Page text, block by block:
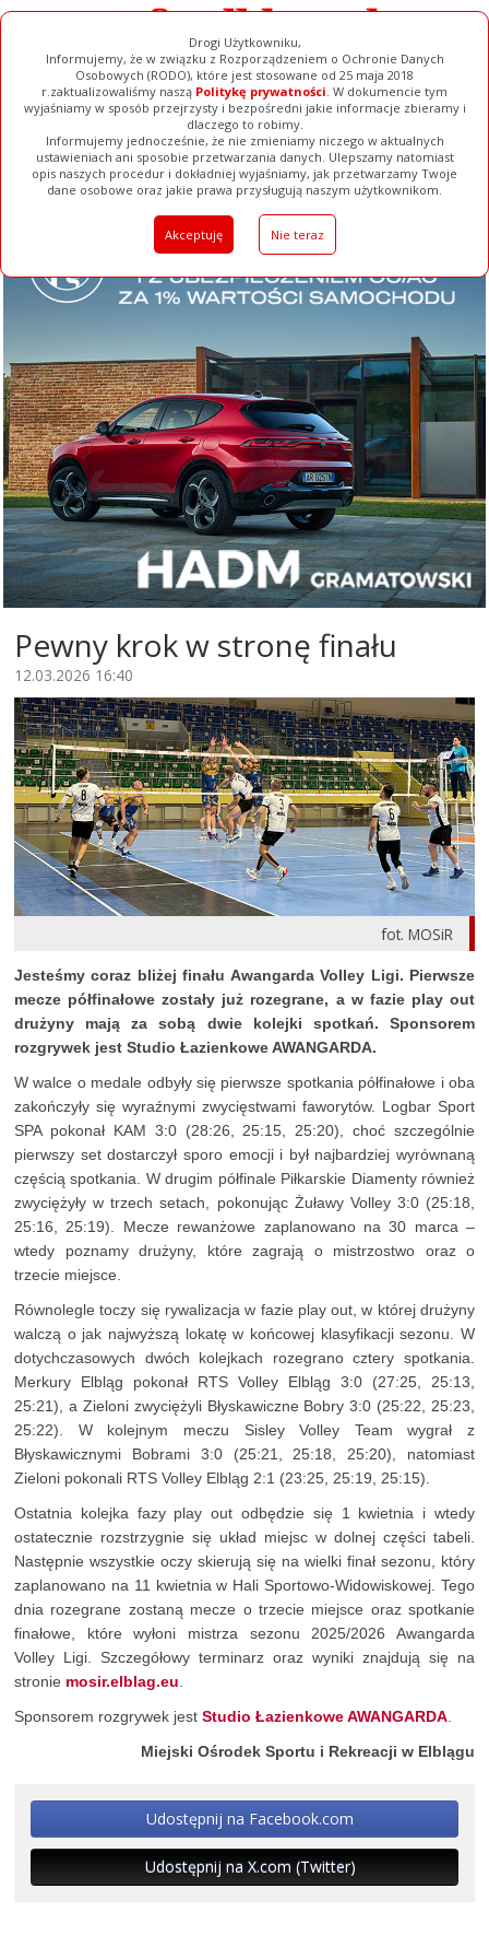
Drogi Użytkowniku,
Informujemy, że w związku z Rozporządzeniem o Ochronie Danych
Osobowych (RODO), które jest stosowane od 25 maja 2018
r.zaktualizowaliśmy naszą Politykę prywatności. W dokumencie tym
wyjaśniamy w sposób przejrzysty i bezpośredni jakie informacje zbieramy i
dlaczego to robimy.
Informujemy jednocześnie, że nie zmieniamy niczego w aktualnych
ustawieniach ani sposobie przetwarzania danych. Ulepszamy natomiast
opis naszych procedur i dokładniej wyjaśniamy, jak przetwarzamy Twoje
dane osobowe oraz jakie prawa przysługują naszym użytkownikom.
Akceptuję Nie teraz
Ogłoszenia Filmy Galerie Baza Firm Pełna Wersja
Pewny krok w stronę finału
12.03.2026 16:40
fot. MOSiR
Jesteśmy coraz bliżej finału Awangarda Volley Ligi. Pierwsze
mecze półfinałowe zostały już rozegrane, a w fazie play out
drużyny mają za sobą dwie kolejki spotkań. Sponsorem
rozgrywek jest Studio Łazienkowe AWANGARDA.
W walce o medale odbyły się pierwsze spotkania półfinałowe i oba
zakończyły się wyraźnymi zwycięstwami faworytów. Logbar Sport
SPA pokonał KAM 3:0 (28:26, 25:15, 25:20), choć szczególnie
pierwszy set dostarczył sporo emocji i był najbardziej wyrównaną
częścią spotkania. W drugim półfinale Piłkarskie Diamenty również
zwyciężyły w trzech setach, pokonując Żuławy Volley 3:0 (25:18,
25:16, 25:19). Mecze rewanżowe zaplanowano na 30 marca –
wtedy poznamy drużyny, które zagrają o mistrzostwo oraz o
trzecie miejsce.
Równolegle toczy się rywalizacja w fazie play out, w której drużyny
walczą o jak najwyższą lokatę w końcowej klasyfikacji sezonu. W
dotychczasowych dwóch kolejkach rozegrano cztery spotkania.
Merkury Elbląg pokonał RTS Volley Elbląg 3:0 (27:25, 25:13,
25:21), a Zieloni zwyciężyli Błyskawiczne Bobry 3:0 (25:22, 25:23,
25:22). W kolejnym meczu Sisley Volley Team wygrał z
Błyskawicznymi Bobrami 3:0 (25:21, 25:18, 25:20), natomiast
Zieloni pokonali RTS Volley Elbląg 2:1 (23:25, 25:19, 25:15).
Ostatnia kolejka fazy play out odbędzie się 1 kwietnia i wtedy
ostatecznie rozstrzygnie się układ miejsc w dolnej części tabeli.
Następnie wszystkie oczy skierują się na wielki finał sezonu, który
zaplanowano na 11 kwietnia w Hali Sportowo-Widowiskowej. Tego
dnia rozegrane zostaną mecze o trzecie miejsce oraz spotkanie
finałowe, które wyłoni mistrza sezonu 2025/2026 Awangarda
Volley Ligi. Szczegółowy terminarz oraz wyniki znajdują się na
stronie mosir.elblag.eu
Sponsorem rozgrywek jest Studio Łazienkowe AWANGARDA
Miejski Ośrodek Sportu i Rekreacji w Elblągu
Udostępnij na Facebook.com
Udostępnij na X.com (Twitter)